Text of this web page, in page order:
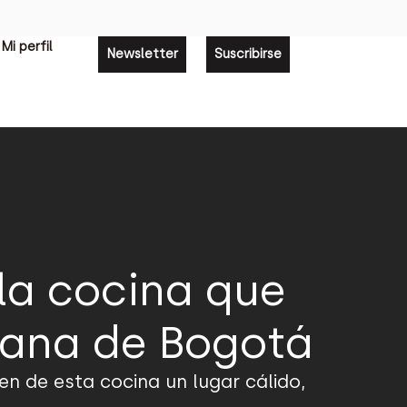
Mi perfil Newsletter Suscribirse
cocina que
de Bogotá
de esta cocina un lugar cálido,